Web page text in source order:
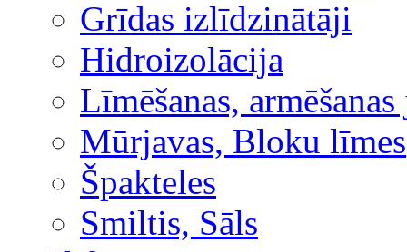
Grīdas izlīdzinātāji
Hidroizolācija
Līmēšanas, armēšanas
Mūrjavas, Bloku līmes
Špakteles
Smiltis, Sāls